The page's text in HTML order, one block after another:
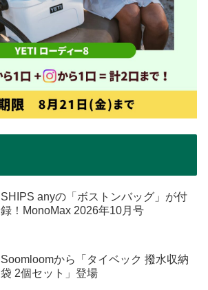
SHIPS anyの「ボストンバッグ」が付
録！MonoMax 2026年10月号
Soomloomから「タイベック 撥水収納
袋 2個セット」登場